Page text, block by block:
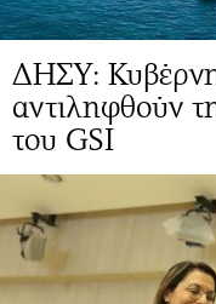
ΔΗΣΥ:
αντιληφθούν
του GSI